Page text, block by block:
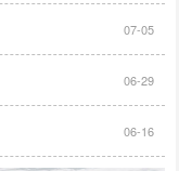
07-05
06-29
06-16